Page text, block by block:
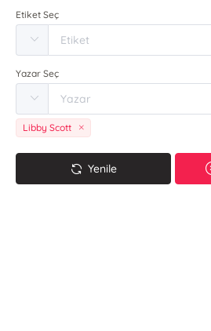
Etiket Seç
Yazar Seç
Libby Scott
Yenile